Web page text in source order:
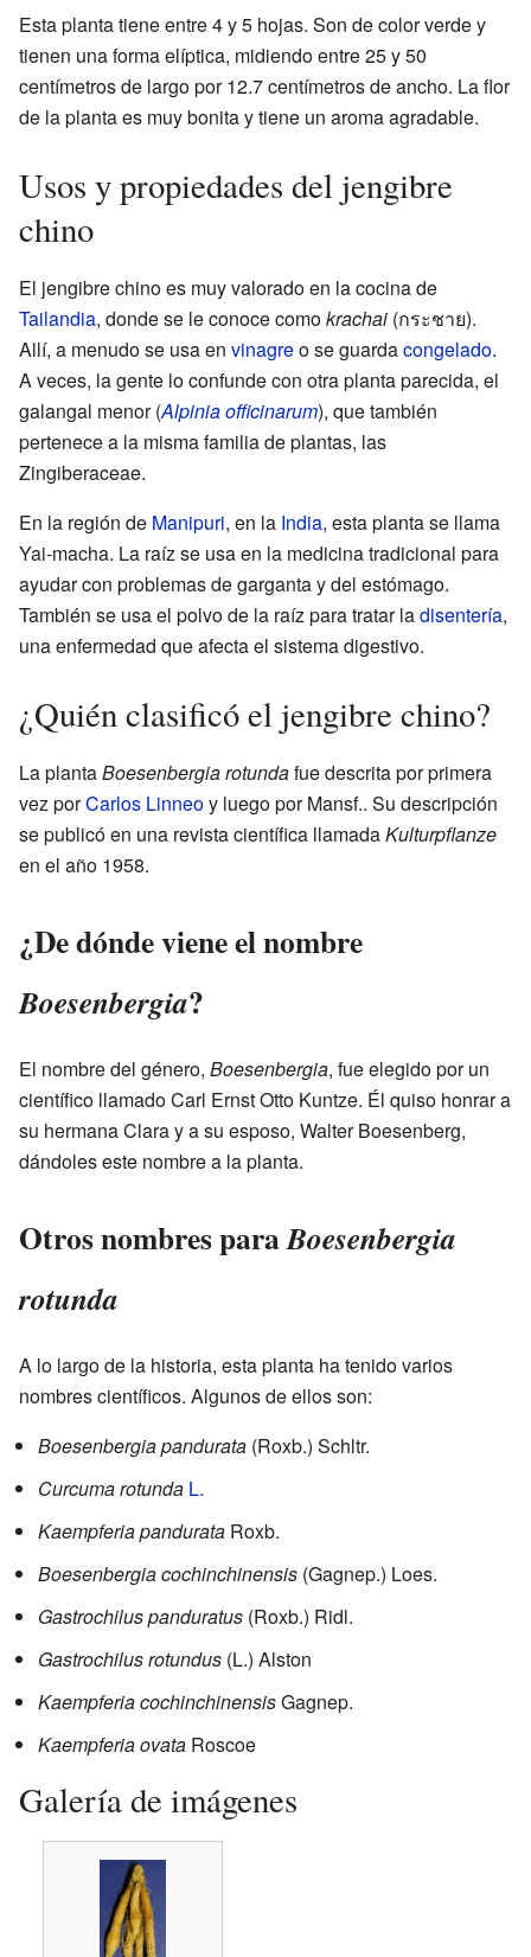
Esta planta tiene entre 4 y 5 hojas. Son de color verde y
tienen una forma elíptica, midiendo entre 25 y 50
centímetros de largo por 12.7 centímetros de ancho. La flor
de la planta es muy bonita y tiene un aroma agradable.
Usos y propiedades del jengibre
chino
El jengibre chino es muy valorado en la cocina de
Tailandia, donde se le conoce comokrachai (กระชาย).
Allí, a menudo se usa en vinagreo se guardacongelado.
A veces, la gente lo confunde con otra planta parecida, el
galangal menor (Alpinia officinarum), que también
pertenece a la misma familia de plantas, las
Zingiberaceae.
En la región de Manipuri, en la India, esta planta se llama
Yai-macha. La raíz se usa en la medicina tradicional para
ayudar con problemas de garganta y del estómago.
También se usa el polvo de la raíz para tratar ladisentería,
una enfermedad que afecta el sistema digestivo.
¿Quién clasificó el jengibre chino?
La plantaBoesenbergia rotundafue descrita por primera
vez porCarlos Linneoy luego por Mansf.. Su descripción
se publicó en una revista científica llamadaKulturpflanze
en el año 1958.
¿De dónde viene el nombre
Boesenbergia?
El nombre del género, Boesenbergia, fue elegido por un
científico llamado Carl Ernst Otto Kuntze. Él quiso honrar a
su hermana Clara y a su esposo, Walter Boesenberg,
dándoles este nombre a la planta.
Otros nombres paraBoesenbergia
rotunda
A lo largo de la historia, esta planta ha tenido varios
nombres científicos. Algunos de ellos son:
Boesenbergia pandurata (Roxb.) Schltr.
Curcuma rotunda L.
Kaempferia pandurata Roxb.
Boesenbergia cochinchinensis (Gagnep.) Loes.
Gastrochilus panduratus (Roxb.) Ridl.
Gastrochilus rotundus (L.) Alston
Kaempferia cochinchinensisGagnep.
Kaempferia ovata Roscoe
Galería de imágenes